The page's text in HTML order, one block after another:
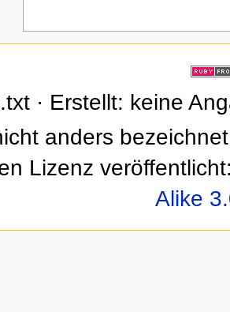
· Erstellt: keine
anders
Lizenz
Alike